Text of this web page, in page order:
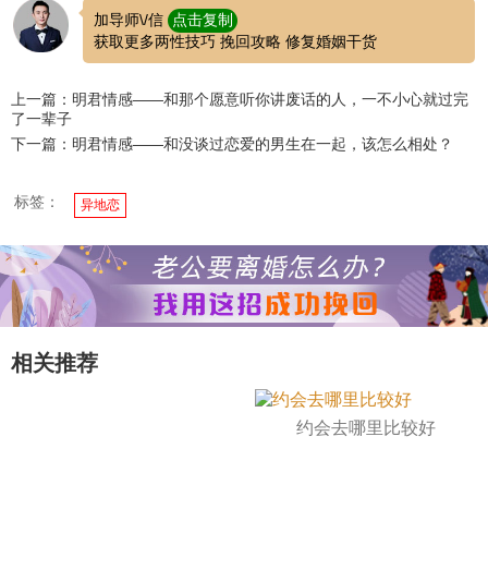
加导师\/信
点击复制
获取更多两性技巧 挽回攻略 修复婚姻干货
上一篇：明君情感——和那个愿意听你讲废话的人，一不小心就过完
了一辈子
下一篇：明君情感——和没谈过恋爱的男生在一起，该怎么相处？
标签： 异地恋
相关推荐
约会去哪里比较好